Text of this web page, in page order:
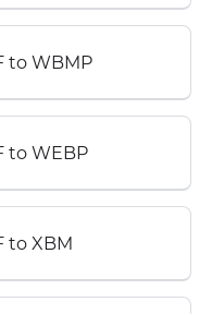
to WBMP
to WEBP
to XBM